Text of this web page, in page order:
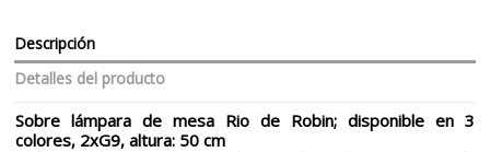
Descripción
Detalles del producto
Sobre lámpara de mesa Rio de Robin; disponible en 3
colores, 2xG9, altura: 50 cm